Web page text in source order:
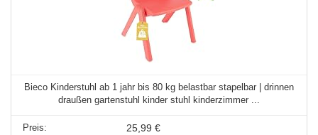
Bieco Kinderstuhl ab 1 jahr bis 80 kg belastbar stapelbar | drinnen
draußen gartenstuhl kinder stuhl kinderzimmer ...
25,99 €